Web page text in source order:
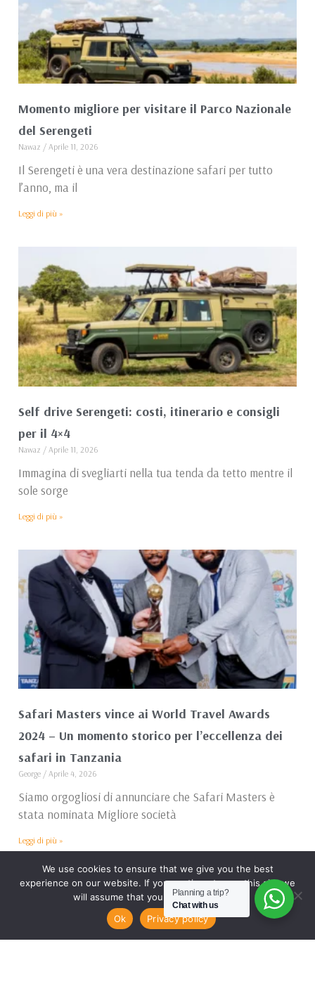
Momento migliore per visitare il Parco Nazionale
del Serengeti
Nawaz Aprile 11, 2026
Il Serengeti è una vera destinazione safari per tutto
l’anno, ma il
Leggi di più »
Self drive Serengeti: costi, itinerario e consigli
per il 4×4
Nawaz Aprile 11, 2026
Immagina di svegliarti nella tua tenda da tetto mentre il
sole sorge
Leggi di più »
Safari Masters vince ai World Travel Awards
2024 – Un momento storico per l’eccellenza dei
safari in Tanzania
George Aprile 4, 2026
Siamo orgogliosi di annunciare che Safari Masters è
stata nominata Migliore società
Leggi di più »
Planning a trip?
Chat with us
We use cookies to ensure that we give you the best
experience on our website. If you continue to use this site we
will assume that you are happy with it.
Ok
Privacy policy